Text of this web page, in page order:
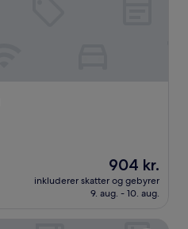
Prisen
er
904 kr.
904 kr.
inkluderer skatter og gebyrer
9. aug. - 10. aug.